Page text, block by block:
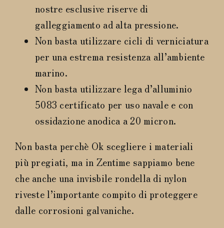
nostre esclusive riserve di
galleggiamento ad alta pressione.
Non basta utilizzare cicli di verniciatura
per una estrema resistenza all’ambiente
marino.
Non basta utilizzare lega d’alluminio
5083 certificato per uso navale e con
ossidazione anodica a 20 micron.
Non basta perchè Ok scegliere i materiali
più pregiati, ma in Zentime sappiamo bene
che anche una invisbile rondella di nylon
riveste l’importante compito di proteggere
dalle corrosioni galvaniche.